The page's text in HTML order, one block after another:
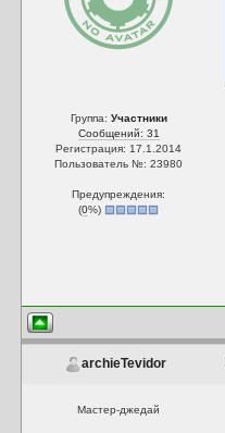
Группа: Участники
Сообщений: 31
Регистрация: 17.1.2014
Пользователь №: 23980
Предупреждения:
(0%)
archieTevidor
Мастер-джедай